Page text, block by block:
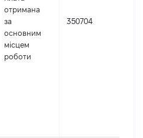
отримана
за
основним
місцем
роботи
350704